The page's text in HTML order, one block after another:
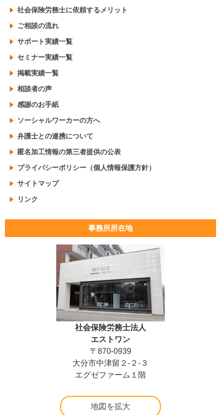
社会保険労務士に依頼するメリット
ご相談の流れ
サポート実績一覧
セミナー実績一覧
掲載実績一覧
相談者の声
感謝のお手紙
ソーシャルワーカーの方へ
弁護士との連携について
匿名加工情報の第三者提供の公表
プライバシーポリシー（個人情報保護方針）
サイトマップ
リンク
事務所所在地
社会保険労務士法人
エストワン
〒870-0939
大分市中津留２-２-３
エグゼファーム１階
地図を拡大